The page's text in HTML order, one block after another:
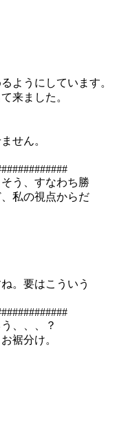
ようにしています。
来ました。
せん。
う、すなわち勝
私の視点からだ
。要はこういう
、、、？
裾分け。